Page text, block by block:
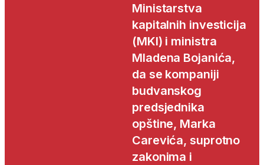
Ministarstva
kapitalnih investicija
(MKI) i ministra
Mladena Bojanića,
da se kompaniji
budvanskog
predsjednika
opštine, Marka
Carevića, suprotno
zakonima i